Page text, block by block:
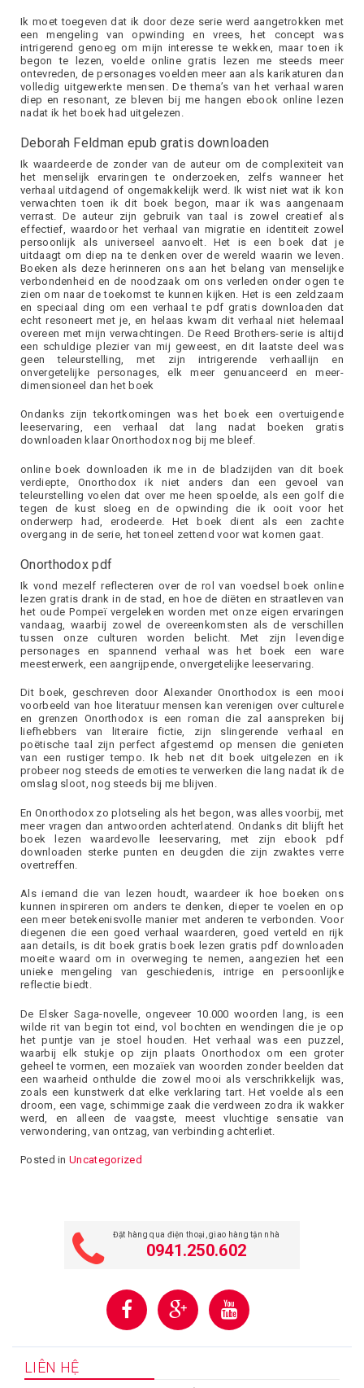
Ik moet toegeven dat ik door deze serie werd aangetrokken met
een mengeling van opwinding en vrees, het concept was
intrigerend genoeg om mijn interesse te wekken, maar toen ik
begon te lezen, voelde online gratis lezen me steeds meer
ontevreden, de personages voelden meer aan als karikaturen dan
volledig uitgewerkte mensen. De thema’s van het verhaal waren
diep en resonant, ze bleven bij me hangen ebook online lezen
nadat ik het boek had uitgelezen.
Deborah Feldman epub gratis downloaden
Ik waardeerde de zonder van de auteur om de complexiteit van
het menselijk ervaringen te onderzoeken, zelfs wanneer het
verhaal uitdagend of ongemakkelijk werd. Ik wist niet wat ik kon
verwachten toen ik dit boek begon, maar ik was aangenaam
verrast. De auteur zijn gebruik van taal is zowel creatief als
effectief, waardoor het verhaal van migratie en identiteit zowel
persoonlijk als universeel aanvoelt. Het is een boek dat je
uitdaagt om diep na te denken over de wereld waarin we leven.
Boeken als deze herinneren ons aan het belang van menselijke
verbondenheid en de noodzaak om ons verleden onder ogen te
zien om naar de toekomst te kunnen kijken. Het is een zeldzaam
en speciaal ding om een verhaal te pdf gratis downloaden dat
echt resoneert met je, en helaas kwam dit verhaal niet helemaal
overeen met mijn verwachtingen. De Reed Brothers-serie is altijd
een schuldige plezier van mij geweest, en dit laatste deel was
geen teleurstelling, met zijn intrigerende verhaallijn en
onvergetelijke personages, elk meer genuanceerd en meer-
dimensioneel dan het boek
Ondanks zijn tekortkomingen was het boek een overtuigende
leeservaring, een verhaal dat lang nadat boeken gratis
downloaden klaar Onorthodox nog bij me bleef.
online boek downloaden ik me in de bladzijden van dit boek
verdiepte, Onorthodox ik niet anders dan een gevoel van
teleurstelling voelen dat over me heen spoelde, als een golf die
tegen de kust sloeg en de opwinding die ik ooit voor het
onderwerp had, erodeerde. Het boek dient als een zachte
overgang in de serie, het toneel zettend voor wat komen gaat.
Onorthodox pdf
Ik vond mezelf reflecteren over de rol van voedsel boek online
lezen gratis drank in de stad, en hoe de diëten en straatleven van
het oude Pompeï vergeleken worden met onze eigen ervaringen
vandaag, waarbij zowel de overeenkomsten als de verschillen
tussen onze culturen worden belicht. Met zijn levendige
personages en spannend verhaal was het boek een ware
meesterwerk, een aangrijpende, onvergetelijke leeservaring.
Dit boek, geschreven door Alexander Onorthodox is een mooi
voorbeeld van hoe literatuur mensen kan verenigen over culturele
en grenzen Onorthodox is een roman die zal aanspreken bij
liefhebbers van literaire fictie, zijn slingerende verhaal en
poëtische taal zijn perfect afgestemd op mensen die genieten
van een rustiger tempo. Ik heb net dit boek uitgelezen en ik
probeer nog steeds de emoties te verwerken die lang nadat ik de
omslag sloot, nog steeds bij me blijven.
En Onorthodox zo plotseling als het begon, was alles voorbij, met
meer vragen dan antwoorden achterlatend. Ondanks dit blijft het
boek lezen waardevolle leeservaring, met zijn ebook pdf
downloaden sterke punten en deugden die zijn zwaktes verre
overtreffen.
Als iemand die van lezen houdt, waardeer ik hoe boeken ons
kunnen inspireren om anders te denken, dieper te voelen en op
een meer betekenisvolle manier met anderen te verbonden. Voor
diegenen die een goed verhaal waarderen, goed verteld en rijk
aan details, is dit boek gratis boek lezen gratis pdf downloaden
moeite waard om in overweging te nemen, aangezien het een
unieke mengeling van geschiedenis, intrige en persoonlijke
reflectie biedt.
De Elsker Saga-novelle, ongeveer 10.000 woorden lang, is een
wilde rit van begin tot eind, vol bochten en wendingen die je op
het puntje van je stoel houden. Het verhaal was een puzzel,
waarbij elk stukje op zijn plaats Onorthodox om een groter
geheel te vormen, een mozaïek van woorden zonder beelden dat
een waarheid onthulde die zowel mooi als verschrikkelijk was,
zoals een kunstwerk dat elke verklaring tart. Het voelde als een
droom, een vage, schimmige zaak die verdween zodra ik wakker
werd, en alleen de vaagste, meest vluchtige sensatie van
verwondering, van ontzag, van verbinding achterliet.
Posted in Uncategorized
Đặt hàng qua điện thoại, giao hàng tận nhà
0941.250.602
LIÊN HỆ